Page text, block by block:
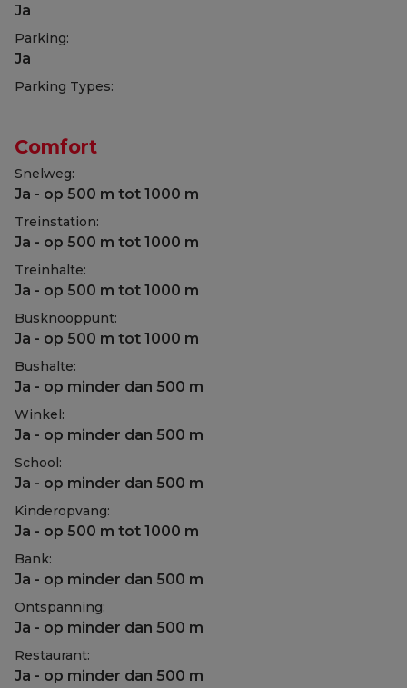
Ja
Parking:
Ja
Parking Types:
Comfort
Snelweg:
Ja - op 500 m tot 1000 m
Treinstation:
Ja - op 500 m tot 1000 m
Treinhalte:
Ja - op 500 m tot 1000 m
Busknooppunt:
Ja - op 500 m tot 1000 m
Bushalte:
Ja - op minder dan 500 m
Winkel:
Ja - op minder dan 500 m
School:
Ja - op minder dan 500 m
Kinderopvang:
Ja - op 500 m tot 1000 m
Bank:
Ja - op minder dan 500 m
Ontspanning:
Ja - op minder dan 500 m
Restaurant:
Ja - op minder dan 500 m